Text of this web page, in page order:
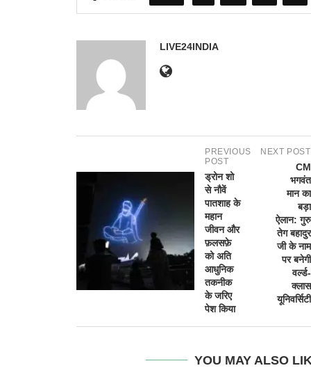
LIVE24INDIA
PREVIOUS
POST
ड्रोन शो
से नौवें
पातशाह के
महान
जीवन और
फ़लसफ़े
को अति
आधुनिक
तकनीक
के जरिए
पेश किया
NEXT POST
CM
भगवंत
मान का
बड़ा
ऐलान: गुरु
तेग बहादुर
जी के नाम
पर बनेगी
वर्ल्ड-
क्लास
यूनिवर्सिटी
YOU MAY ALSO